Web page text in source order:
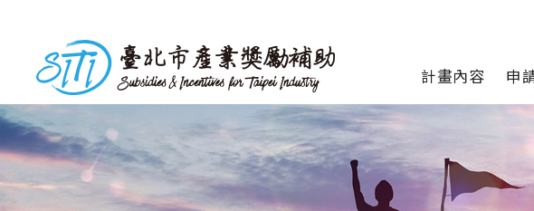
內
容
台北市產業獎勵補助
計畫內容 申